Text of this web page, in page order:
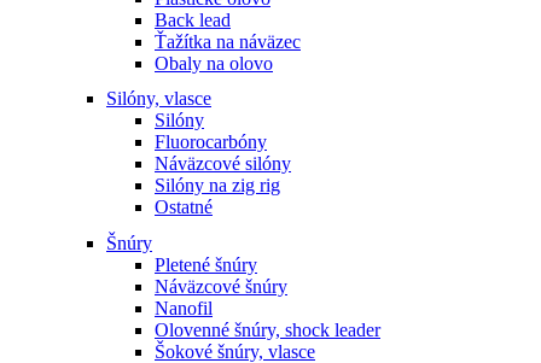
Back lead
Ťažítka na náväzec
Obaly na olovo
Silóny, vlasce
Silóny
Fluorocarbóny
Náväzcové silóny
Silóny na zig rig
Ostatné
Šnúry
Pletené šnúry
Náväzcové šnúry
Nanofil
Olovenné šnúry, shock leader
Šokové šnúry, vlasce